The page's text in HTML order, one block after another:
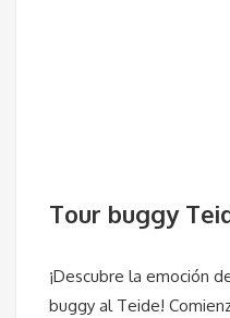
Tour buggy
¡Descubre la emoción
buggy al Teide!